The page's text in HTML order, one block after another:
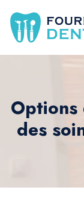
Options
des